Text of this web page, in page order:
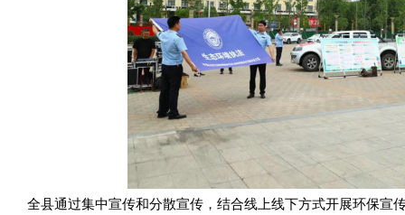
全县通过集中宣传和分散宣传，结合线上线下方式开展环保宣